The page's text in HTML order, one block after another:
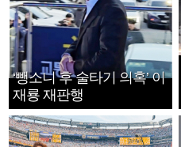
‘뺑소니 후 술타기 의혹’ 이
재룡 재판행